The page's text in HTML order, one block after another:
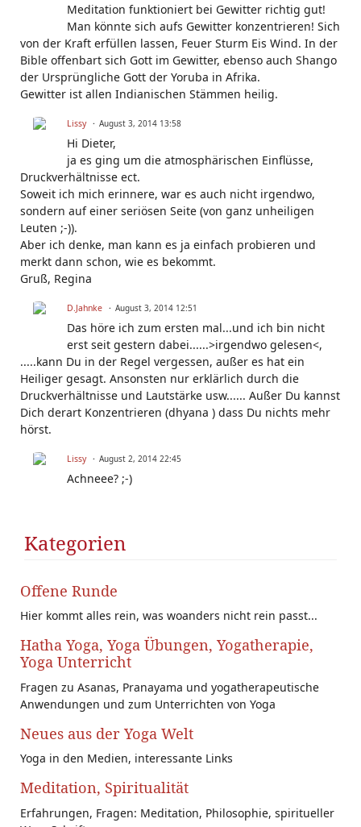
Meditation funktioniert bei Gewitter richtig gut!
Man könnte sich aufs Gewitter konzentrieren! Sich
von der Kraft erfüllen lassen, Feuer Sturm Eis Wind. In der
Bible offenbart sich Gott im Gewitter, ebenso auch Shango
der Ursprüngliche Gott der Yoruba in Afrika.
Gewitter ist allen Indianischen Stämmen heilig.
Lissy August 3, 2014 13:58
Hi Dieter,
ja es ging um die atmosphärischen Einflüsse,
Druckverhältnisse ect.
Soweit ich mich erinnere, war es auch nicht irgendwo,
sondern auf einer seriösen Seite (von ganz unheiligen
Leuten ;-)).
Aber ich denke, man kann es ja einfach probieren und
merkt dann schon, wie es bekommt.
Gruß, Regina
D.Jahnke August 3, 2014 12:51
Das höre ich zum ersten mal...und ich bin nicht
erst seit gestern dabei......>irgendwo gelesen<,
.....kann Du in der Regel vergessen, außer es hat ein
Heiliger gesagt. Ansonsten nur erklärlich durch die
Druckverhältnisse und Lautstärke usw...... Außer Du kannst
Dich derart Konzentrieren (dhyana ) dass Du nichts mehr
hörst.
Lissy August 2, 2014 22:45
Achneee? ;-)
Kategorien
Offene Runde
Hier kommt alles rein, was woanders nicht rein passt...
Hatha Yoga, Yoga Übungen, Yogatherapie,
Yoga Unterricht
Fragen zu Asanas, Pranayama und yogatherapeutische
Anwendungen und zum Unterrichten von Yoga
Neues aus der Yoga Welt
Yoga in den Medien, interessante Links
Meditation, Spiritualität
Erfahrungen, Fragen: Meditation, Philosophie, spiritueller